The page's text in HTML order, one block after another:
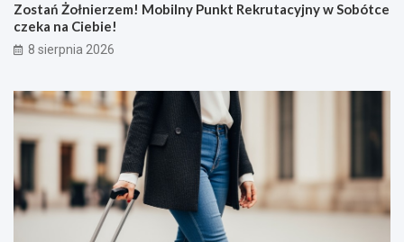
Zostań Żołnierzem! Mobilny Punkt Rekrutacyjny w Sobótce
czeka na Ciebie!
8 sierpnia 2026